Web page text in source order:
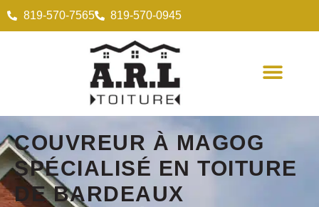
819-570-7565 819-570-0945
COUVREUR À MAGOG
SPÉCIALISÉ EN TOITURE
DE BARDEAUX